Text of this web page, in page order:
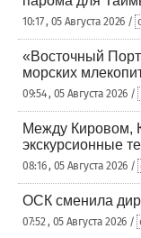
10:17 , 05 Августа 2026 /
«Восточный
морских
09:54 , 05 Августа 2026 /
Между Кировом,
экскурсионные
08:16 , 05 Августа 2026 /
ОСК сменила
07:52 , 05 Августа 2026 /